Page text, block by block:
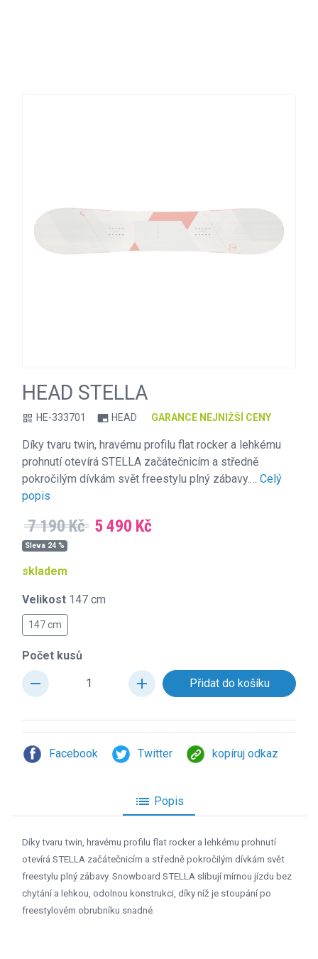
HEAD STELLA
qr_code HE-333701 branding_watermark HEAD GARANCE NEJNIŽŠÍ CENY
Díky tvaru twin, hravému profilu flat rocker a lehkému
prohnutí otevírá STELLA začátečnicím a středně
pokročilým dívkám svět freestylu plný zábavy.… Celý
popis
7 190 Kč 5 490 Kč
Sleva 24 %
skladem
Velikost 147 cm
147 cm
Počet kusů
remove add
Facebook Twitter kopíruj odkaz
list Popis
Díky tvaru twin, hravému profilu flat rocker a lehkému prohnutí
otevírá STELLA začátečnicím a středně pokročilým dívkám svět
freestylu plný zábavy. Snowboard STELLA slibují mírnou jízdu bez
chytání a lehkou, odolnou konstrukci, díky níž je stoupání po
freestylovém obrubníku snadné.